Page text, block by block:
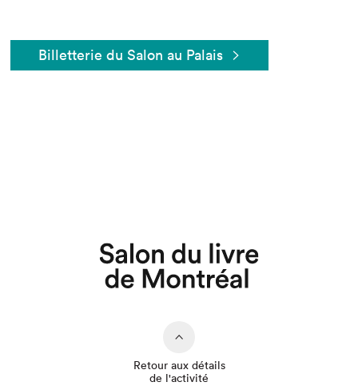
Billetterie du Salon au Palais
Retour aux détails
de l'activité